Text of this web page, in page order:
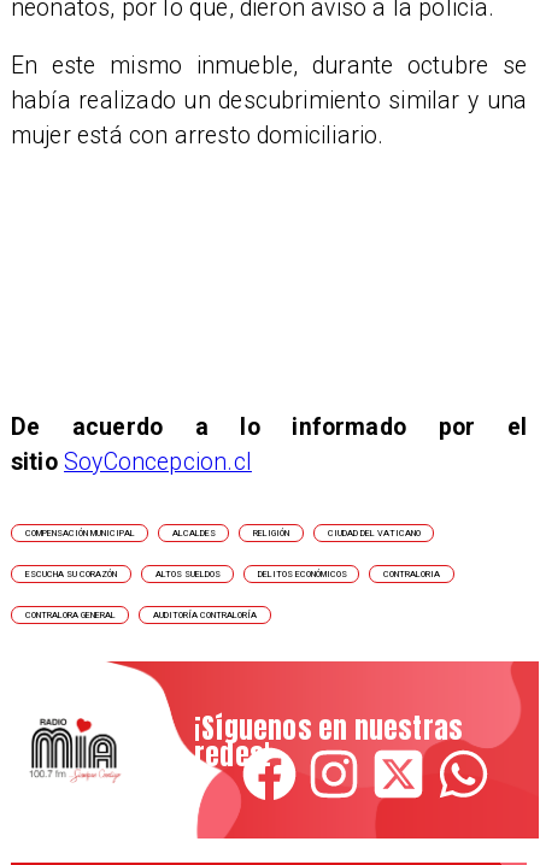
neonatos, por lo que, dieron aviso a la policía.
En este mismo inmueble, durante octubre se
había realizado un descubrimiento similar y una
mujer está con arresto domiciliario.
De acuerdo a lo informado por el
sitioSoyConcepcion.cl
COMPENSACIÓN MUNICIPAL ALCALDES RELIGIÓN CIUDAD DEL VATICANO
ESCUCHA SU CORAZÓN ALTOS SUELDOS DELITOS ECONÓMICOS CONTRALORIA
CONTRALORA GENERAL AUDITORÍA CONTRALORÍA
¡Síguenos en nuestras
redes!